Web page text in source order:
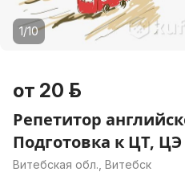
1/10
от 20 р.
Репетитор
Подготовка к ЦТ, ЦЭ
Витебская обл., Витебск